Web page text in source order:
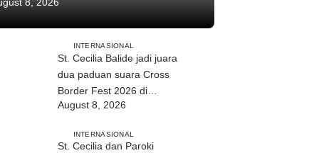
8, 2026
INTERNASIONAL
St. Cecilia Balide jadi juara
dua paduan suara Cross
Border Fest 2026 di
Atambua
August 8, 2026
INTERNASIONAL
St. Cecilia dan Paroki